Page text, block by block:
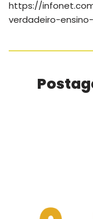
https://
verdadeiro-